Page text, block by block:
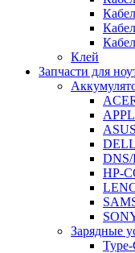
Клей
Запчасти для
ASUS
DELL
HP-
Зарядные
Type-